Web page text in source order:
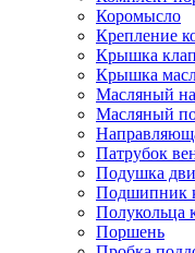
Коромысло
Крепление
Крышка
Крышка
Масляный
Масляный
Патрубок
Подушка
Подшипник
Полукольца
Поршень